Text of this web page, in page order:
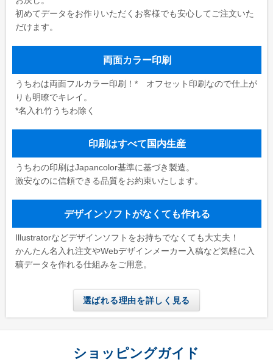
初めてデータをお作りいただくお客様でも安心してご注文いた
だけます。
両面カラー印刷
うちわは両面フルカラー印刷！* オフセット印刷なので仕上が
りも明瞭でキレイ。
*名入れ竹うちわ除く
印刷はすべて国内生産
うちわの印刷はJapancolor基準に基づき製造。
激安なのに信頼できる品質をお約束いたします。
デザインソフトがなくても作れる
Illustratorなどデザインソフトをお持ちでなくても大丈夫！
かんたん名入れ注文やWebデザインメーカー入稿など気軽に入
稿データを作れる仕組みをご用意。
選ばれる理由を詳しく見る
ショッピングガイド